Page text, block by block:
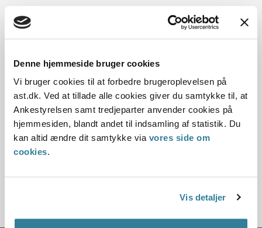
Denne hjemmeside bruger cookies
Vi bruger cookies til at forbedre brugeroplevelsen på
ast.dk. Ved at tillade alle cookies giver du samtykke til, at
Ankestyrelsen samt tredjeparter anvender cookies på
hjemmesiden, blandt andet til indsamling af statistik. Du
kan altid ændre dit samtykke via vores side om
cookies.
Vis detaljer
De ansøgere, der allerede står på begge lister, skal ikke
foretage sig noget på grund af den oplyste regelændring.
Du kan se regelændringen her:
Bekendtgørelse om ændring af
bekendtgørelse om adoption
Tilmeld dig nyhedsbrev